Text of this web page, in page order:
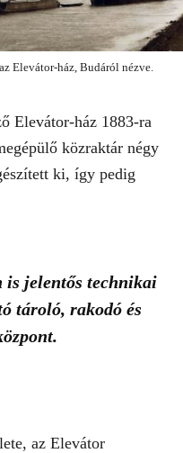
Elevátor-ház, Budáról nézve.
Elevátor-ház 1883-ra
közraktár négy
ki, így pedig
is jelentős technikai
tároló, rakodó és
az Elevátor